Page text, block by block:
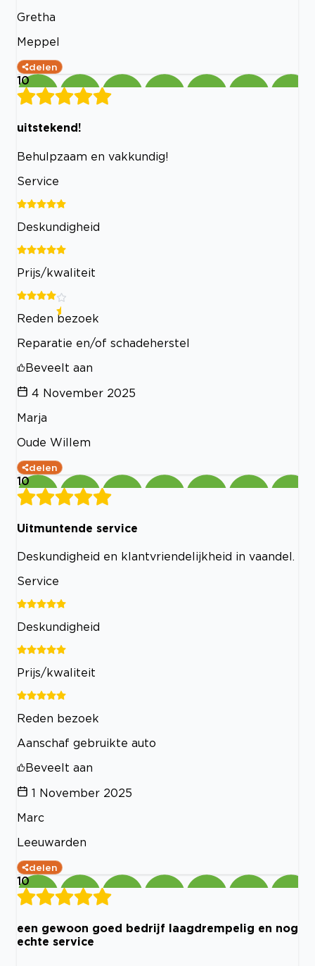
Gretha
Meppel
delen
10
uitstekend!
Behulpzaam en vakkundig!
Service
Deskundigheid
Prijs/kwaliteit
Reden bezoek
Reparatie en/of schadeherstel
Beveelt aan
4 November 2025
Marja
Oude Willem
delen
10
Uitmuntende service
Deskundigheid en klantvriendelijkheid in vaandel.
Service
Deskundigheid
Prijs/kwaliteit
Reden bezoek
Aanschaf gebruikte auto
Beveelt aan
1 November 2025
Marc
Leeuwarden
delen
10
een gewoon goed bedrijf laagdrempelig en nog
echte service